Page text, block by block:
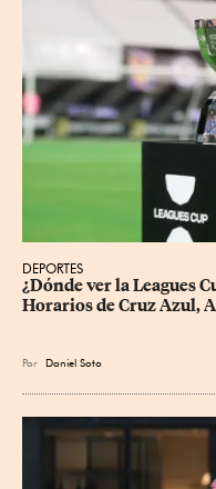
DEPORTES
¿Dónde ver la Leagues
Horarios de Cruz Azul,
Por Daniel Soto